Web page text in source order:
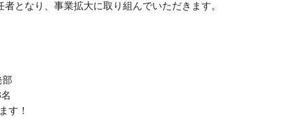
となり、事業拡大に取り組んでいただきます。
す！